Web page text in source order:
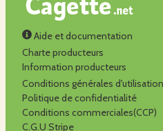
Aide et documentation
Charte producteurs
Information producteurs
Conditions générales d'utilisation
Politique de confidentialité
Conditions commerciales(CCP)
C.G.U Stripe